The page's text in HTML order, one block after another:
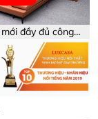
đầy đủ công
sản phẩm